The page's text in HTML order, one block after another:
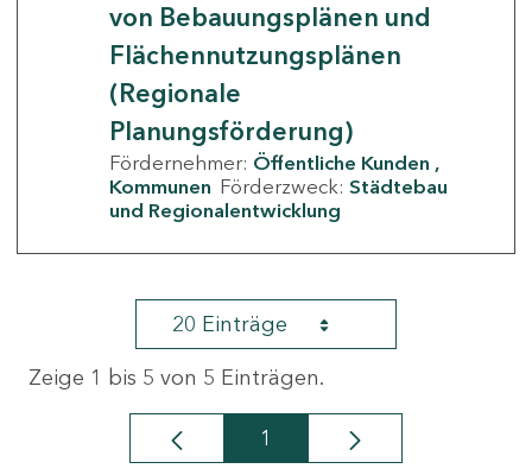
von Bebauungsplänen und
Flächennutzungsplänen
(Regionale
Planungsförderung)
Fördernehmer: Öffentliche Kunden
Kommunen Förderzweck: Städtebau
und Regionalentwicklung
20 Einträge
Zeige 1 bis 5 von 5 Einträgen.
Seite
1